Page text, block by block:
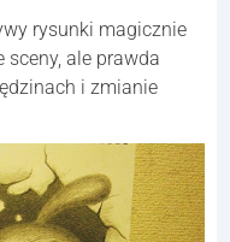
rysunki magicznie
ale prawda
i zmianie